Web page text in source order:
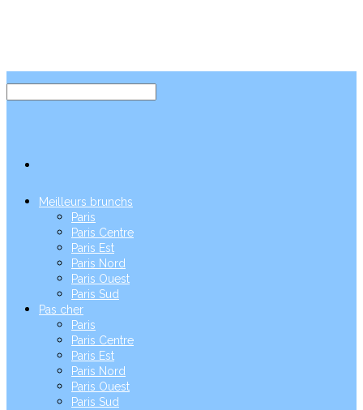
Meilleurs brunchs
Paris
Paris Centre
Paris Est
Paris Nord
Paris Ouest
Paris Sud
Pas cher
Paris
Paris Centre
Paris Est
Paris Nord
Paris Ouest
Paris Sud